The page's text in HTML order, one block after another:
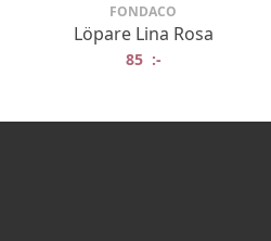
FONDACO
Löpare Lina Rosa
85 :-